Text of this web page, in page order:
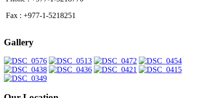
Fax : +977-1-5218251
Gallery